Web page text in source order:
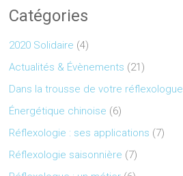
Catégories
2020 Solidaire (4)
Actualités & Évènements (21)
Dans la trousse de votre réflexologue
Énergétique chinoise (6)
Réflexologie : ses applications (7)
Réflexologie saisonnière (7)